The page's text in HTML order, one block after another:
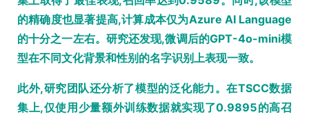
的精确度也显著提高,计算成本仅为Azure AI Language
的十分之一左右。研究还发现,微调后的GPT-4o-mini模
型在不同文化背景和性别的名字识别上表现一致。
此外,研究团队还分析了模型的泛化能力。在TSCC数据
集上,仅使用少量额外训练数据就实现了0.9895的高召